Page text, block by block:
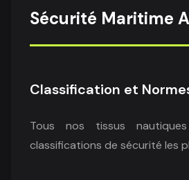
Sécurité Maritime
Classification et
Tous nos tissus
classifications de sécurité les